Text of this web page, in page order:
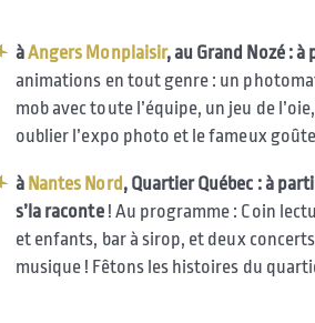
àAngers Monplaisir, au Grand Nozé : à
animations en tout genre : un
mob avec toute l’équipe, un jeu de
oublier l’expo photo et le fameux
à Nantes Nord, Quartier Québec : à
s’la raconte! Au programme : Coin
et enfants, bar à sirop, et deux
musique ! Fêtons les histoires du